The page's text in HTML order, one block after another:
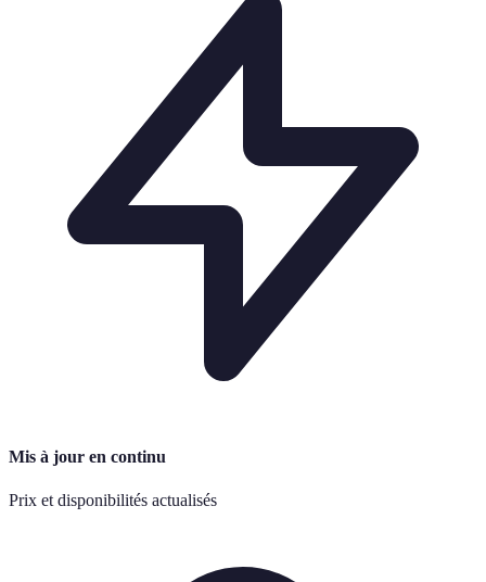
Mis à jour en continu
Prix et disponibilités actualisés